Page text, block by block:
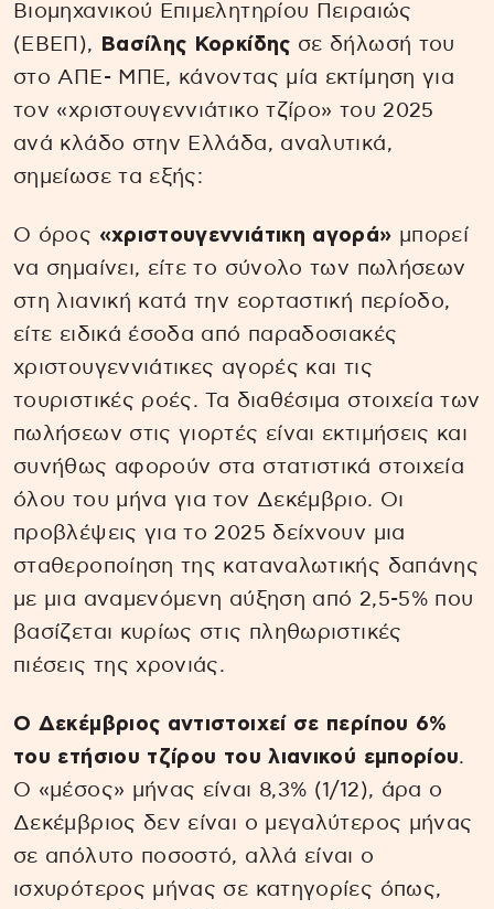
Βιομηχανικού Επιμελητηρίου Πειραιώς
(ΕΒΕΠ), Βασίλης Κορκίδης σε δήλωσή του
στο ΑΠΕ- ΜΠΕ, κάνοντας μία εκτίμηση για
τον «χριστουγεννιάτικο τζίρο» του 2025
ανά κλάδο στην Ελλάδα, αναλυτικά,
σημείωσε τα εξής:
Ο όρος «χριστουγεννιάτικη αγορά» μπορεί
να σημαίνει, είτε το σύνολο των πωλήσεων
στη λιανική κατά την εορταστική περίοδο,
είτε ειδικά έσοδα από παραδοσιακές
χριστουγεννιάτικες αγορές και τις
τουριστικές ροές. Τα διαθέσιμα στοιχεία των
πωλήσεων στις γιορτές είναι εκτιμήσεις και
συνήθως αφορούν στα στατιστικά στοιχεία
όλου του μήνα για τον Δεκέμβριο. Οι
προβλέψεις για το 2025 δείχνουν μια
σταθεροποίηση της καταναλωτικής δαπάνης
με μια αναμενόμενη αύξηση από 2,5-5% που
βασίζεται κυρίως στις πληθωριστικές
πιέσεις της χρονιάς.
Ο Δεκέμβριος αντιστοιχεί σε περίπου 6%
του ετήσιου τζίρου του λιανικού εμπορίου.
Ο «μέσος» μήνας είναι 8,3% (1/12), άρα ο
Δεκέμβριος δεν είναι ο μεγαλύτερος μήνας
σε απόλυτο ποσοστό, αλλά είναι ο
ισχυρότερος μήνας σε κατηγορίες όπως,